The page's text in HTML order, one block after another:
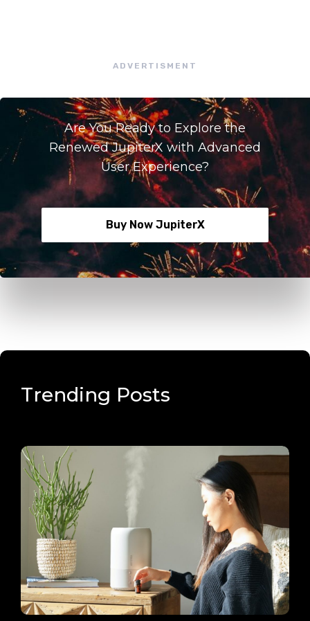
ADVERTISMENT
Are You Ready to Explore the
Renewed JupiterX with Advanced
User Experience?
Buy Now JupiterX
Trending Posts